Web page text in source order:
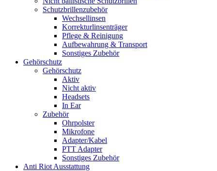
Schutzbrillenzubehör
Wechsellinsen
Korrekturlinsenträger
Pflege & Reinigung
Aufbewahrung & Transport
Sonstiges Zubehör
Gehörschutz
Gehörschutz
Aktiv
Nicht aktiv
Headsets
In Ear
Zubehör
Ohrpolster
Mikrofone
Adapter/Kabel
PTT Adapter
Sonstiges Zubehör
Anti Riot Ausstattung